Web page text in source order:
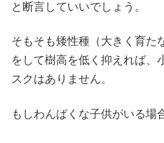
と断言していいでしょう。
そもそも矮性種（大きく育た
をして樹高を低く抑えれば、
スクはありません。
もしわんぱくな子供がいる場